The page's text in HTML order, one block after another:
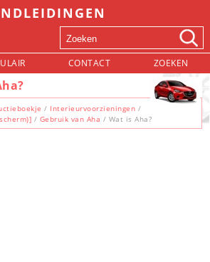
CONTACT ZOEKEN
/ Interieurvoorzieningen /
/ Gebruik van Aha / Wat is Aha?